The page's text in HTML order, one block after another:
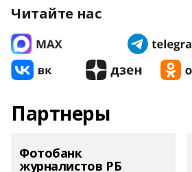
Читайте нас
Партнеры
Фотобанк
журналистов РБ